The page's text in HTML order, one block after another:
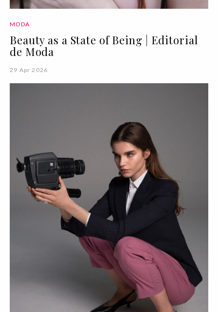
MODA
Beauty as a State of Being | Editorial
de Moda
29 Apr 2026